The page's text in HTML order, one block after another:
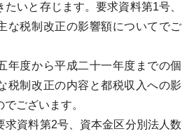
いと存じます。要求資料第1号、
な税制改正の影響額についてでご
年度から平成二十一年度までの個
税制改正の内容と都税収入への影
ございます。
資料第2号、資本金区分別法人数